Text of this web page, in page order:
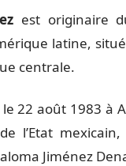
est originaire
latine,
centrale.
22 août 1983 à
l’Etat
Jiménez